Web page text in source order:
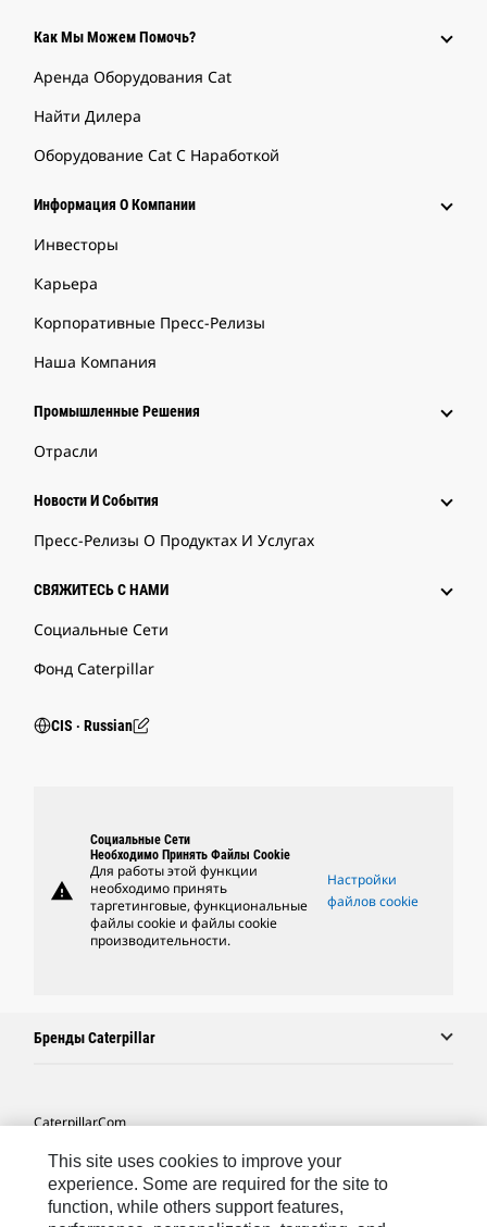
Как Мы Можем Помочь?
Аренда Оборудования Cat
Найти Дилера
Оборудование Cat С Наработкой
Информация О Компании
Инвесторы
Карьера
Корпоративные Пресс-Релизы
Наша Компания
Промышленные Решения
Отрасли
Новости И События
Пресс-Релизы О Продуктах И Услугах
СВЯЖИТЕСЬ С НАМИ
Социальные Сети
Фонд Caterpillar
CIS ‧ Russian
warning
Социальные Сети
Необходимо Принять Файлы Cookie
Для работы этой функции
необходимо принять
таргетинговые, функциональные
файлы cookie и файлы cookie
производительности.
Настройки
файлов cookie
Бренды Caterpillar
Caterpillar.com
Связаться С Caterpillar
Карта Сайта
This site uses cookies to improve your
experience. Some are required for the site to
function, while others support features,